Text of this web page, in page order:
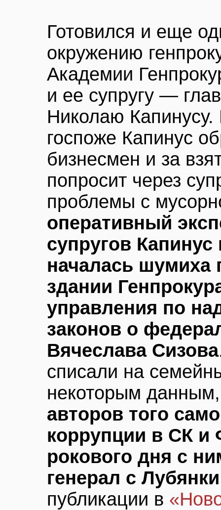
Готовился и еще
окружению
Академии
и ее супругу —
Николаю Капинусу.
госпоже Капинус
бизнесмен и за
попросит через
проблемы с
оперативный
супругов
началась шумиха
здании
управления по
законов о
Вячеслава Сизова
списали на
некоторым
авторов того
коррупции в СК и
рокового дня с
генерал с Лубянки
публикации в